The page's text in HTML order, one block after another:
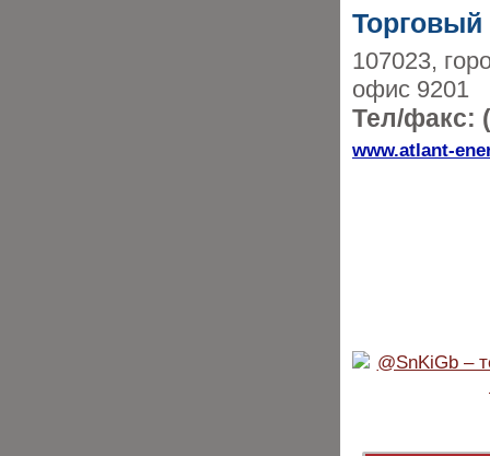
107023,
офис 9201
Тел/факс:
www.atlant-